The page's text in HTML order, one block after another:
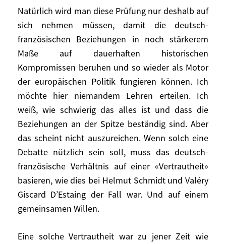
Natürlich wird man diese Prüfung nur deshalb auf
sich nehmen müssen, damit die deutsch-
französischen Beziehungen in noch stärkerem
Maße auf dauerhaften historischen
Kompromissen beruhen und so wieder als Motor
der europäischen Politik fungieren können. Ich
möchte hier niemandem Lehren erteilen. Ich
weiß, wie schwierig das alles ist und dass die
Beziehungen an der Spitze beständig sind. Aber
das scheint nicht auszureichen. Wenn solch eine
Debatte nützlich sein soll, muss das deutsch-
französische Verhältnis auf einer «Vertrautheit»
basieren, wie dies bei Helmut Schmidt und Valéry
Giscard D’Estaing der Fall war. Und auf einem
gemeinsamen Willen.
Eine solche Vertrautheit war zu jener Zeit wie
Meinungsverschiedenheiten zu
halbherzigen Kompromissen zu stolpern,
begleitet von öffentlich vorgetragenen,
vom jeweiligen Partner übelgenommenen
Mahnungen und – allein auf französischer
Seite – von der rituellen, aber vergeblichen
Beschwörung einer Wiederauferstehung
des deutsch-französischen «Paars».
Es geht nicht darum, einen
unkontrollierten öffentlichen
Schlagabtausch vor den sich gerade
bietenden Mikrofonen auszulösen,
verschärft noch durch sprachlich bedingte
Missverständnisse. Es geht darum, mit
durchdachten und freimütigen Erklärungen